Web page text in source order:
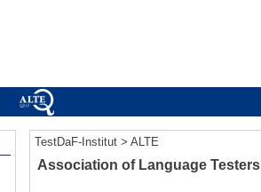
TestDaF-Institut > ALTE
Association of Language